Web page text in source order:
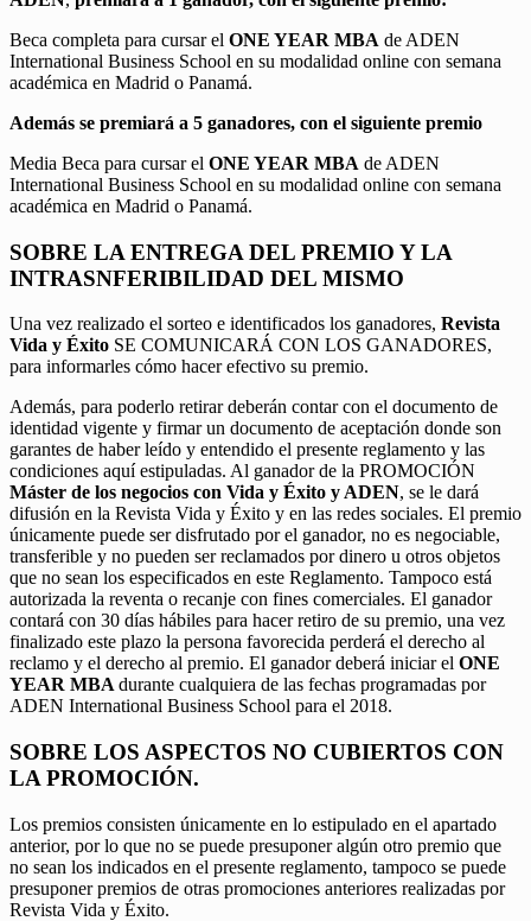
Beca completa para cursar el ONE YEAR MBA de ADEN
International Business School en su modalidad online con semana
académica en Madrid o Panamá.
Además se premiará a 5 ganadores, con el siguiente premio
Media Beca para cursar el ONE YEAR MBA de ADEN
International Business School en su modalidad online con semana
académica en Madrid o Panamá.
SOBRE LA ENTREGA DEL PREMIO Y LA
INTRASNFERIBILIDAD DEL MISMO
Una vez realizado el sorteo e identificados los ganadores, Revista
Vida y Éxito SE COMUNICARÁ CON LOS GANADORES,
para informarles cómo hacer efectivo su premio.
Además, para poderlo retirar deberán contar con el documento de
identidad vigente y firmar un documento de aceptación donde son
garantes de haber leído y entendido el presente reglamento y las
condiciones aquí estipuladas. Al ganador de la PROMOCIÓN
Máster de los negocios con Vida y Éxito y ADEN, se le dará
difusión en la Revista Vida y Éxito y en las redes sociales. El premio
únicamente puede ser disfrutado por el ganador, no es negociable,
transferible y no pueden ser reclamados por dinero u otros objetos
que no sean los especificados en este Reglamento. Tampoco está
autorizada la reventa o recanje con fines comerciales. El ganador
contará con 30 días hábiles para hacer retiro de su premio, una vez
finalizado este plazo la persona favorecida perderá el derecho al
reclamo y el derecho al premio. El ganador deberá iniciar el ONE
YEAR MBA durante cualquiera de las fechas programadas por
ADEN International Business School para el 2018.
SOBRE LOS ASPECTOS NO CUBIERTOS CON
LA PROMOCIÓN.
Los premios consisten únicamente en lo estipulado en el apartado
anterior, por lo que no se puede presuponer algún otro premio que
no sean los indicados en el presente reglamento, tampoco se puede
presuponer premios de otras promociones anteriores realizadas por
Revista Vida y Éxito.